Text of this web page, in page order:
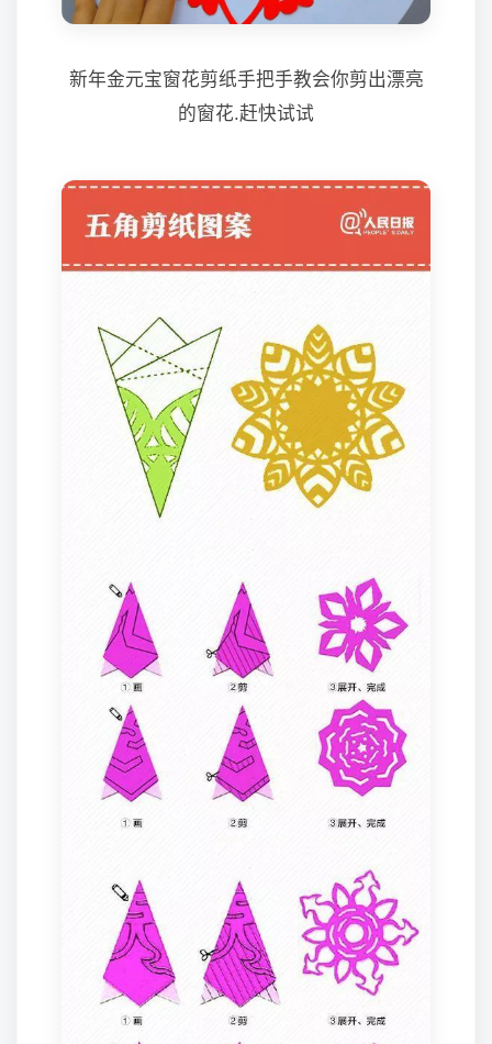
新年金元宝窗花剪纸手把手教会你剪出漂亮
的窗花.赶快试试